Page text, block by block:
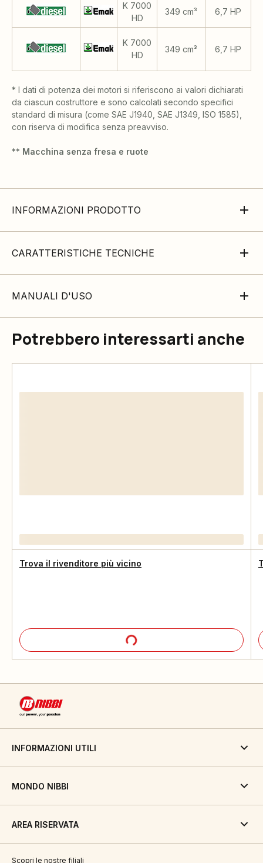
K 7000
HD
349 cm³ 6,7 HP
K 7000
HD
349 cm³ 6,7 HP
* I dati di potenza dei motori si riferiscono ai valori dichiarati
da ciascun costruttore e sono calcolati secondo specifici
standard di misura (come SAE J1940, SAE J1349, ISO 1585),
con riserva di modifica senza preavviso.
** Macchina senza fresa e ruote
INFORMAZIONI PRODOTTO
CARATTERISTICHE TECNICHE
MANUALI D'USO
Potrebbero interessarti anche
Trova il rivenditore più vicino
INFORMAZIONI UTILI
MONDO NIBBI
AREA RISERVATA
Scopri le nostre filiali